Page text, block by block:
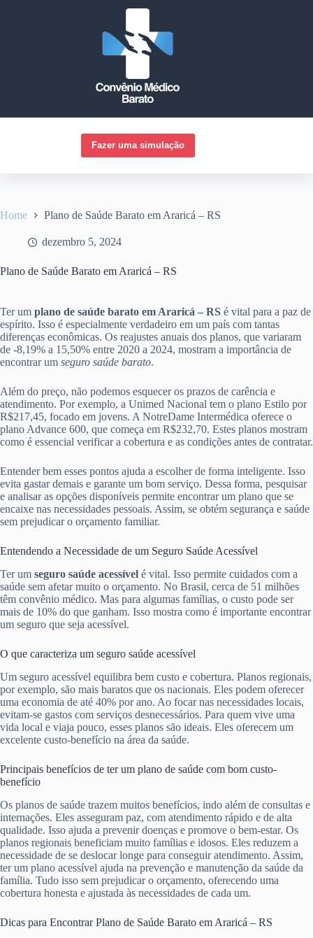
Fazer uma simulação
Home Plano de Saúde Barato em Araricá – RS
dezembro 5, 2024
Plano de Saúde Barato em Araricá – RS
Ter um plano de saúde barato em Araricá – RS é vital para a paz de
espírito. Isso é especialmente verdadeiro em um país com tantas
diferenças econômicas. Os reajustes anuais dos planos, que variaram
de -8,19% a 15,50% entre 2020 a 2024, mostram a importância de
encontrar um seguro saúde barato.
Além do preço, não podemos esquecer os prazos de carência e
atendimento. Por exemplo, a Unimed Nacional tem o plano Estilo por
R$217,45, focado em jovens. A NotreDame Intermédica oferece o
plano Advance 600, que começa em R$232,70. Estes planos mostram
como é essencial verificar a cobertura e as condições antes de contratar.
Entender bem esses pontos ajuda a escolher de forma inteligente. Isso
evita gastar demais e garante um bom serviço. Dessa forma, pesquisar
e analisar as opções disponíveis permite encontrar um plano que se
encaixe nas necessidades pessoais. Assim, se obtém segurança e saúde
sem prejudicar o orçamento familiar.
Entendendo a Necessidade de um Seguro Saúde Acessível
Ter um seguro saúde acessível é vital. Isso permite cuidados com a
saúde sem afetar muito o orçamento. No Brasil, cerca de 51 milhões
têm convênio médico. Mas para algumas famílias, o custo pode ser
mais de 10% do que ganham. Isso mostra como é importante encontrar
um seguro que seja acessível.
O que caracteriza um seguro saúde acessível
Um seguro acessível equilibra bem custo e cobertura. Planos regionais,
por exemplo, são mais baratos que os nacionais. Eles podem oferecer
uma economia de até 40% por ano. Ao focar nas necessidades locais,
evitam-se gastos com serviços desnecessários. Para quem vive uma
vida local e viaja pouco, esses planos são ideais. Eles oferecem um
excelente custo-benefício na área da saúde.
Principais benefícios de ter um plano de saúde com bom custo-
benefício
Os planos de saúde trazem muitos benefícios, indo além de consultas e
internações. Eles asseguram paz, com atendimento rápido e de alta
qualidade. Isso ajuda a prevenir doenças e promove o bem-estar. Os
planos regionais beneficiam muito famílias e idosos. Eles reduzem a
necessidade de se deslocar longe para conseguir atendimento. Assim,
ter um plano acessível ajuda na prevenção e manutenção da saúde da
família. Tudo isso sem prejudicar o orçamento, oferecendo uma
cobertura honesta e ajustada às necessidades de cada um.
Dicas para Encontrar Plano de Saúde Barato em Araricá – RS